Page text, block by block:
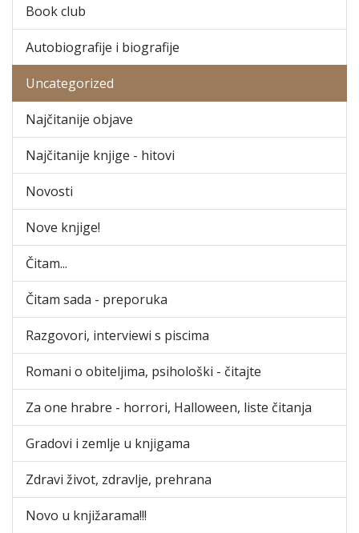
Book club
Autobiografije i biografije
Uncategorized
Najčitanije objave
Najčitanije knjige - hitovi
Novosti
Nove knjige!
Čitam...
Čitam sada - preporuka
Razgovori, interviewi s piscima
Romani o obiteljima, psihološki - čitajte
Za one hrabre - horrori, Halloween, liste čitanja
Gradovi i zemlje u knjigama
Zdravi život, zdravlje, prehrana
Novo u knjižarama!!!